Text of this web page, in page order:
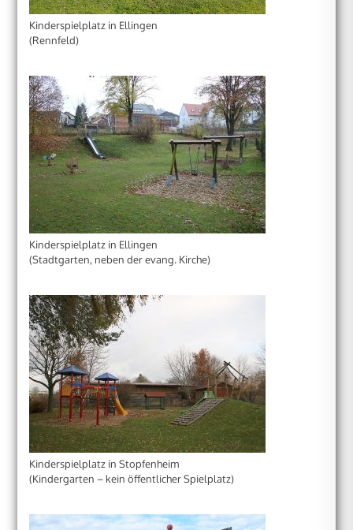
Kinderspielplatz in Ellingen
(Rennfeld)
Kinderspielplatz in Ellingen
(Stadtgarten, neben der evang. Kirche)
Kinderspielplatz in Stopfenheim
(Kindergarten – kein öffentlicher Spielplatz)